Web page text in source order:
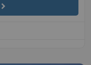
chevron_right